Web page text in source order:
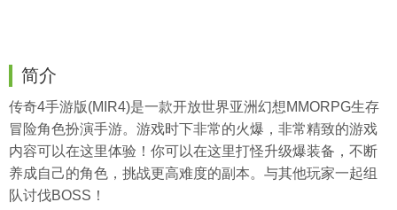
简介
传奇4手游版(MIR4)是一款开放世界亚洲幻想MMORPG生存
冒险角色扮演手游。游戏时下非常的火爆，非常精致的游戏
内容可以在这里体验！你可以在这里打怪升级爆装备，不断
养成自己的角色，挑战更高难度的副本。与其他玩家一起组
队讨伐BOSS！